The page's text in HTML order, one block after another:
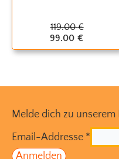
119.00 €
99.00 €
Melde dich zu
Email-Addresse *